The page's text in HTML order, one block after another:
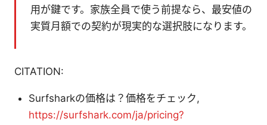
用が鍵です。家族全員で使う前提なら、最安値の
実質月額での契約が現実的な選択肢になります。
CITATION:
Surfsharkの価格は？価格をチェック,
https://surfshark.com/ja/pricing?